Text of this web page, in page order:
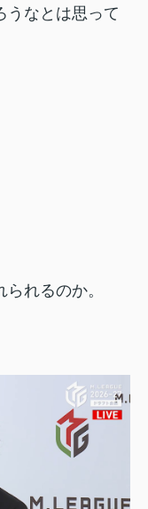
うなとは思って
れるのか。